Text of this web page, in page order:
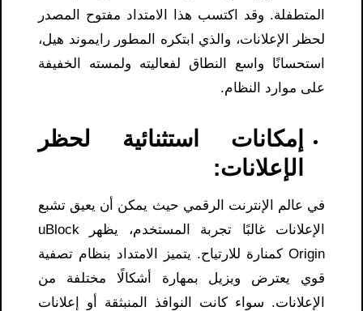
المتطفلة. وقد اكتسب هذا الامتداد مفتوح المصدر
لحظر الإعلانات، والذي ابتكره المطور رايموند هيل،
استحسانًا واسع النطاق لفعاليته ولمسته الخفيفة
على موارد النظام.
إمكانات استثنائية لحظر
الإعلانات:
في عالم الإنترنت الرقمي حيث يمكن أن يعيق تشبع
الإعلانات غالبًا تجربة المستخدم، يظهر uBlock
Origin كمنارة للارتياح. يتميز الامتداد بنظام تصفية
قوي يعترض ويزيل بمهارة أشكالًا مختلفة من
الإعلانات. سواء كانت النوافذ المنبثقة أو إعلانات